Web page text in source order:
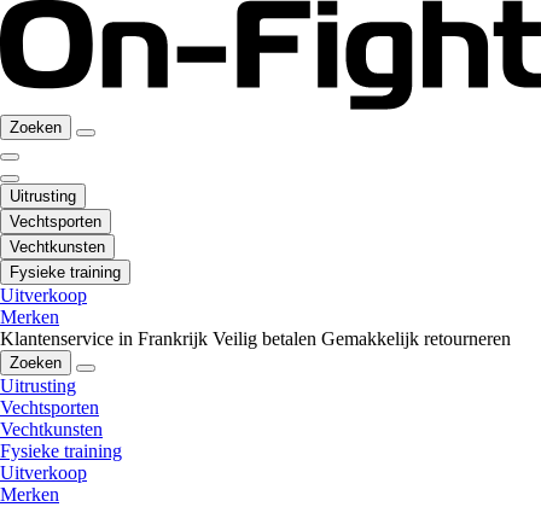
Zoeken
Uitrusting
Vechtsporten
Vechtkunsten
Fysieke training
Uitverkoop
Merken
Klantenservice in Frankrijk Veilig betalen Gemakkelijk retourneren
Zoeken
Uitrusting
Vechtsporten
Vechtkunsten
Fysieke training
Uitverkoop
Merken